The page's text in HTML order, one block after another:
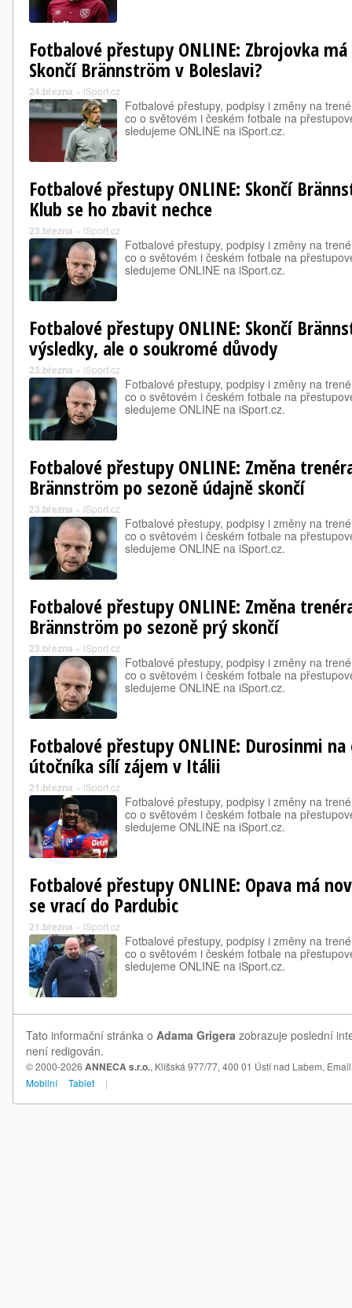
Fotbalové přestupy ONLINE: Zbrojovka
Skončí Brännström v Boleslavi?
24.března » iSport.cz
Fotbalové přestupy, podpisy i změny na
co o světovém i českém fotbale na
sledujeme ONLINE na iSport.cz.
Fotbalové přestupy ONLINE: Skončí
Klub se ho zbavit nechce
23.března » iSport.cz
Fotbalové přestupy, podpisy i změny na
co o světovém i českém fotbale na
sledujeme ONLINE na iSport.cz.
Fotbalové přestupy ONLINE: Skončí
výsledky, ale o soukromé důvody
23.března » iSport.cz
Fotbalové přestupy, podpisy i změny na
co o světovém i českém fotbale na
sledujeme ONLINE na iSport.cz.
Fotbalové přestupy ONLINE: Změna
Brännström po sezoně údajně skončí
23.března » iSport.cz
Fotbalové přestupy, podpisy i změny na
co o světovém i českém fotbale na
sledujeme ONLINE na iSport.cz.
Fotbalové přestupy ONLINE: Změna
Brännström po sezoně prý skončí
23.března » iSport.cz
Fotbalové přestupy, podpisy i změny na
co o světovém i českém fotbale na
sledujeme ONLINE na iSport.cz.
Fotbalové přestupy ONLINE: Durosinmi na
útočníka sílí zájem v Itálii
21.března » iSport.cz
Fotbalové přestupy, podpisy i změny na
co o světovém i českém fotbale na
sledujeme ONLINE na iSport.cz.
Fotbalové přestupy ONLINE: Opava má
se vrací do Pardubic
21.března » iSport.cz
Fotbalové přestupy, podpisy i změny na
co o světovém i českém fotbale na
sledujeme ONLINE na iSport.cz.
Tato informační stránka o Adama Grigera zobrazuje poslední
není redigován.
© 2000-2026 ANNECA s.r.o., Klíšská 977/77, 400 01 Ústí nad Labem,
Mobilní
Tablet |